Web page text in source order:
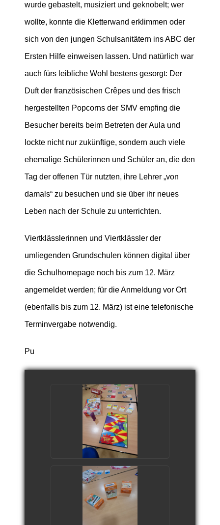
wurde gebastelt, musiziert und geknobelt; wer
wollte, konnte die Kletterwand erklimmen oder
sich von den jungen Schulsanitätern ins ABC der
Ersten Hilfe einweisen lassen. Und natürlich war
auch fürs leibliche Wohl bestens gesorgt: Der
Duft der französischen Crêpes und des frisch
hergestellten Popcorns der SMV empfing die
Besucher bereits beim Betreten der Aula und
lockte nicht nur zukünftige, sondern auch viele
ehemalige Schülerinnen und Schüler an, die den
Tag der offenen Tür nutzten, ihre Lehrer „von
damals“ zu besuchen und sie über ihr neues
Leben nach der Schule zu unterrichten.
Viertklässlerinnen und Viertklässler der
umliegenden Grundschulen können digital über
die Schulhomepage noch bis zum 12. März
angemeldet werden; für die Anmeldung vor Ort
(ebenfalls bis zum 12. März) ist eine telefonische
Terminvergabe notwendig.
Pu